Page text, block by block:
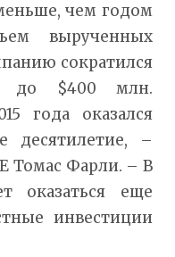
чем годом
вырученных
сократился
до $400 млн.
года оказался
десятилетие, –
Томас Фарли. – В
оказаться еще
инвестиции